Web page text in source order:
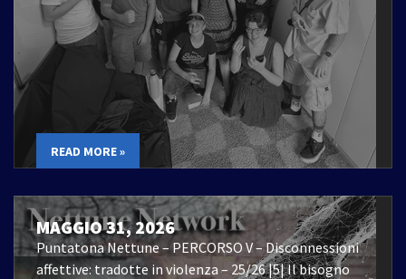
READ MORE »
MAGGIO 31, 2026
Puntatona Nettune – PERCORSO V – Disconnessioni
affettive: tradotte in violenza – 25/26 |5| Il bisogno